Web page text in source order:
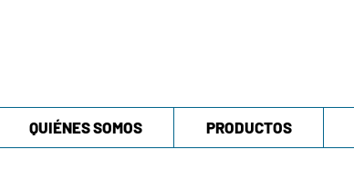
QUIÉNES SOMOS PRODUCTOS